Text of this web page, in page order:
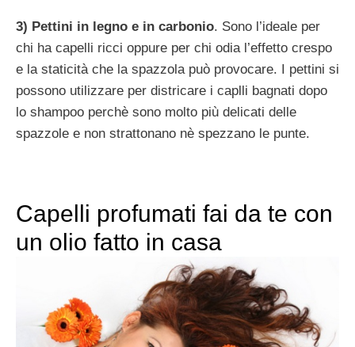
3) Pettini in legno e in carbonio. Sono l’ideale per
chi ha capelli ricci oppure per chi odia l’effetto crespo
e la staticità che la spazzola può provocare. I pettini si
possono utilizzare per districare i caplli bagnati dopo
lo shampoo perchè sono molto più delicati delle
spazzole e non strattonano nè spezzano le punte.
Capelli profumati fai da te con
un olio fatto in casa